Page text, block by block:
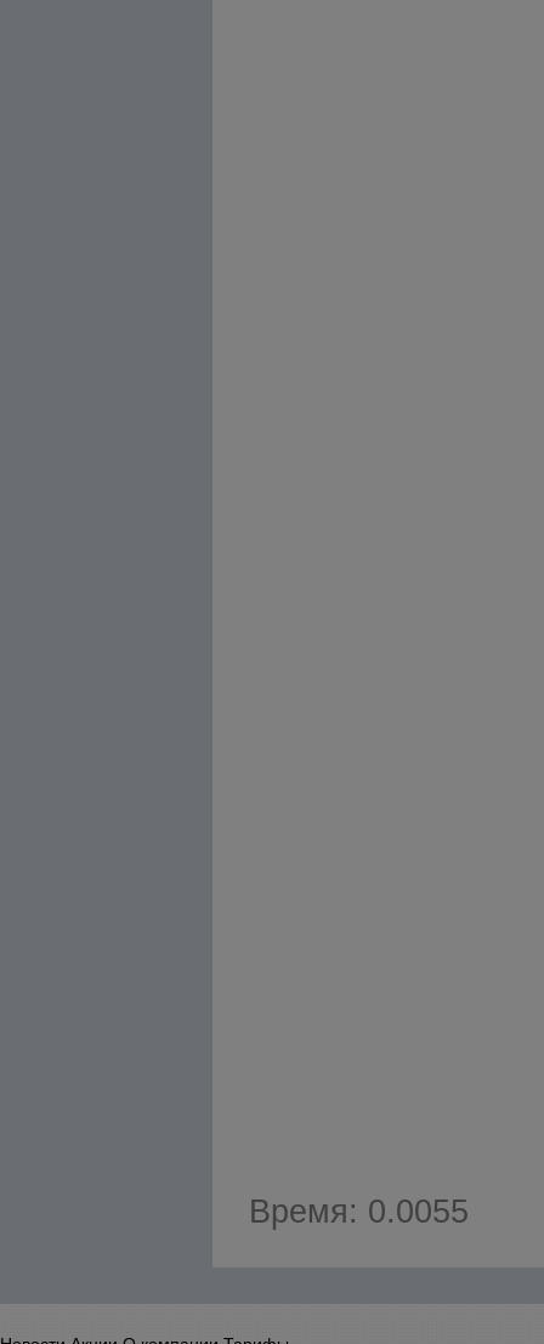
Время: 0.0055